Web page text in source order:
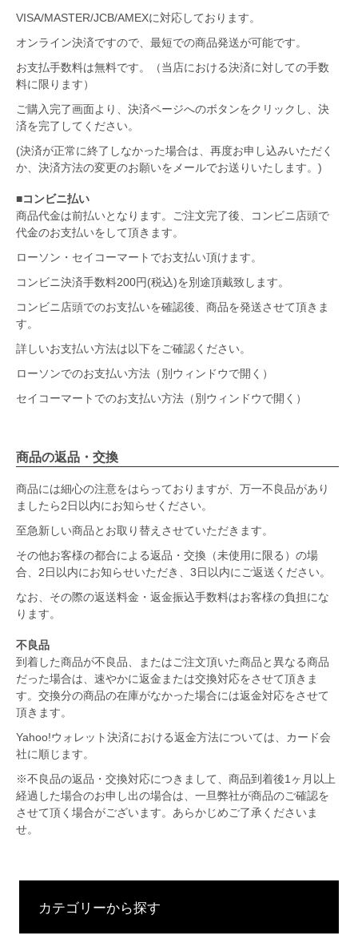
VISA/MASTER/JCB/AMEXに対応しております。
オンライン決済ですので、最短での商品発送が可能です。
お支払手数料は無料です。（当店における決済に対しての手数
料に限ります）
ご購入完了画面より、決済ページへのボタンをクリックし、決
済を完了してください。
(決済が正常に終了しなかった場合は、再度お申し込みいただく
か、決済方法の変更のお願いをメールでお送りいたします。)
■コンビニ払い
商品代金は前払いとなります。ご注文完了後、コンビニ店頭で
代金のお支払いをして頂きます。
ローソン・セイコーマートでお支払い頂けます。
コンビニ決済手数料200円(税込)を別途頂戴致します。
コンビニ店頭でのお支払いを確認後、商品を発送させて頂きま
す。
詳しいお支払い方法は以下をご確認ください。
ローソンでのお支払い方法（別ウィンドウで開く）
セイコーマートでのお支払い方法（別ウィンドウで開く）
商品の返品・交換
商品には細心の注意をはらっておりますが、万一不良品があり
ましたら2日以内にお知らせください。
至急新しい商品とお取り替えさせていただきます。
その他お客様の都合による返品・交換（未使用に限る）の場
合、2日以内にお知らせいただき、3日以内にご返送ください。
なお、その際の返送料金・返金振込手数料はお客様の負担にな
ります。
不良品
到着した商品が不良品、またはご注文頂いた商品と異なる商品
だった場合は、速やかに返金または交換対応をさせて頂きま
す。交換分の商品の在庫がなかった場合には返金対応をさせて
頂きます。
Yahoo!ウォレット決済における返金方法については、カード会
社に順じます。
※不良品の返品・交換対応につきまして、商品到着後1ヶ月以上
経過した場合のお申し出の場合は、一旦弊社が商品のご確認を
させて頂く場合がございます。あらかじめご了承くださいま
せ。
カテゴリーから探す